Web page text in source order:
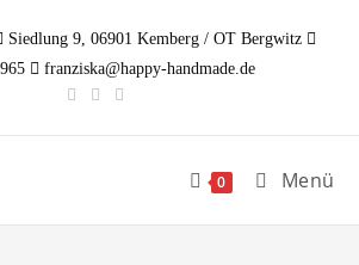
Siedlung 9, 06901 Kemberg / OT Bergwitz
franziska@happy-handmade.de
0 Menü